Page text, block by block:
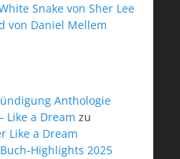
Snake von Sher Lee
von Daniel Mellem
Anthologie
Like a Dream zu
Like a Dream
Highlights 2025